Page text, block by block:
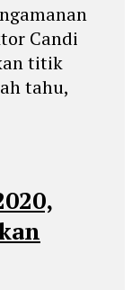
Candi
titik
tahu,